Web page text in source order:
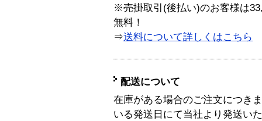
※売掛取引(後払い)のお客様は
無料！
⇒送料について詳しくはこちら
配送について
在庫がある場合のご注文につき
いる発送日にて当社より発送い